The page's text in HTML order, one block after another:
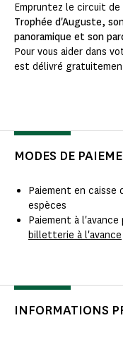
Empruntez le circuit
Trophée d'Auguste,
panoramique et son
Pour vous aider dans
est délivré
MODES DE
Paiement en caisse
espèces
Paiement à
billetterie à l'avance
INFORMATIONS